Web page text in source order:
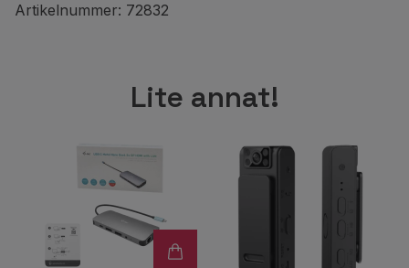
Artikelnummer: 72832
Lite annat!